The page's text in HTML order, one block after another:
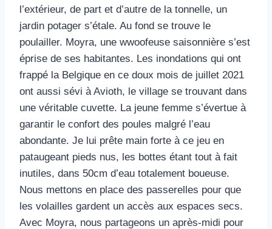
l’extérieur, de part et d’autre de la tonnelle, un
jardin potager s’étale. Au fond se trouve le
poulailler. Moyra, une wwoofeuse saisonnière s’est
éprise de ses habitantes. Les inondations qui ont
frappé la Belgique en ce doux mois de juillet 2021
ont aussi sévi à Avioth, le village se trouvant dans
une véritable cuvette. La jeune femme s’évertue à
garantir le confort des poules malgré l’eau
abondante. Je lui prête main forte à ce jeu en
pataugeant pieds nus, les bottes étant tout à fait
inutiles, dans 50cm d’eau totalement boueuse.
Nous mettons en place des passerelles pour que
les volailles gardent un accès aux espaces secs.
Avec Moyra, nous partageons un après-midi pour